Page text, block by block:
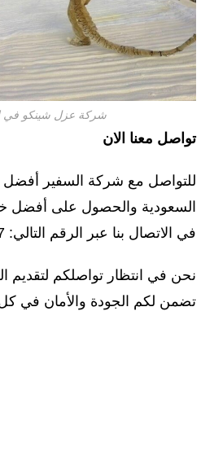
شركة عزل شينكو في
تواصل معنا الان
للتواصل مع شركة السفير
السعودية والحصول على أفضل
في الاتصال بنا عبر الرقم التالي: 0544473247.
نحن في انتظار تواصلكم لتقديم
تضمن لكم الجودة والأمان في